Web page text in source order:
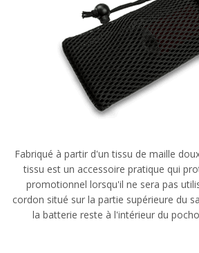
Fabriqué à partir d'un tissu de maille
tissu est un accessoire pratique qui
promotionnel lorsqu'il ne sera pas
cordon situé sur la partie supérieure du
la batterie reste à l'intérieur du